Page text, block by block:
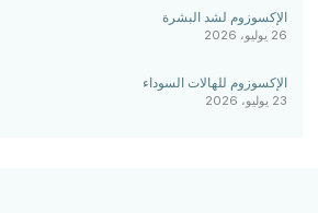
الإكسوزوم لشد البشرة
26 يوليو، 2026
الإكسوزوم للهالات السوداء
23 يوليو، 2026